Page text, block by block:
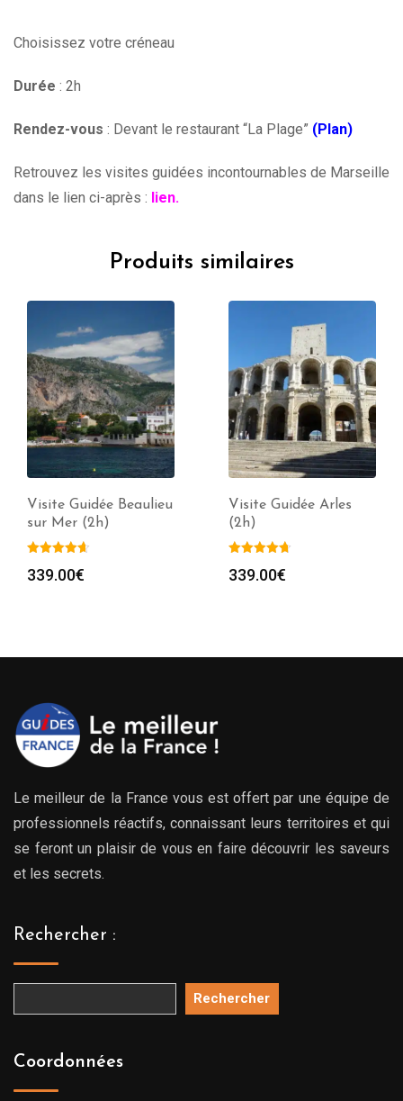
Choisissez votre créneau
Durée : 2h
Rendez-vous : Devant le restaurant “La Plage” (Plan)
Retrouvez les visites guidées incontournables de Marseille
dans le lien ci-après : lien.
Produits similaires
Visite Guidée Beaulieu
sur Mer (2h)
339.00€
Visite Guidée Arles
(2h)
339.00€
Le meilleur de la France vous est offert par une équipe de
professionnels réactifs, connaissant leurs territoires et qui
se feront un plaisir de vous en faire découvrir les saveurs
et les secrets.
Rechercher :
Rechercher
Coordonnées